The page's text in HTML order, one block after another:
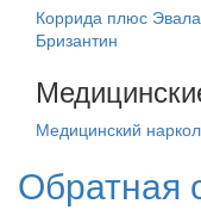
Коррида плюс
Бризантин
Медицинский
Обратная